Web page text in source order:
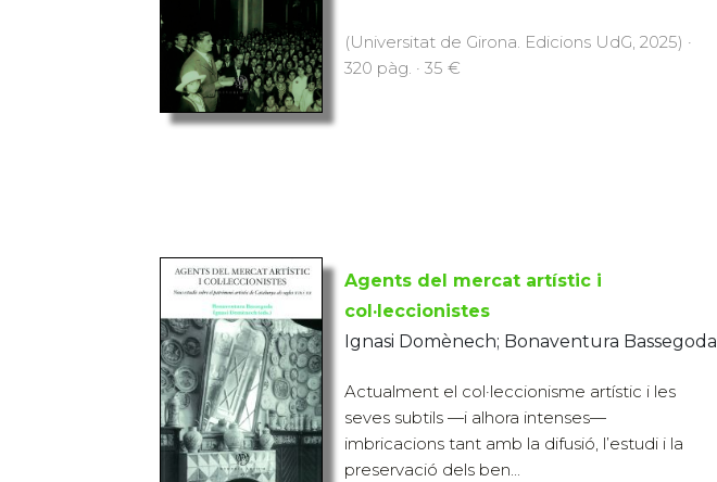
(Universitat de Girona. Edicions UdG, 2025) ·
320 pàg. · 35 €
Agents del mercat artístic i
col·leccionistes
Ignasi Domènech; Bonaventura Bassegoda
Actualment el col·leccionisme artístic i les
seves subtils —i alhora intenses—
imbricacions tant amb la difusió, l’estudi i la
preservació dels ben...